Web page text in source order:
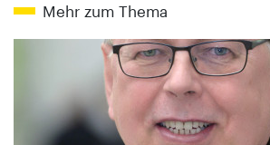
Mehr zum Thema